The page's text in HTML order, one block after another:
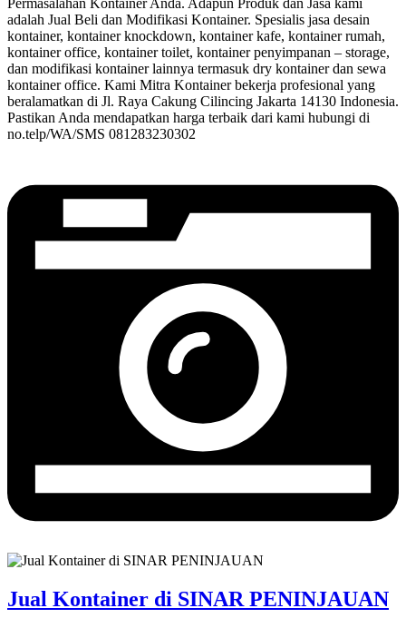
Permasalahan Kontainer Anda. Adapun Produk dan Jasa kami
adalah Jual Beli dan Modifikasi Kontainer. Spesialis jasa desain
kontainer, kontainer knockdown, kontainer kafe, kontainer rumah,
kontainer office, kontainer toilet, kontainer penyimpanan – storage,
dan modifikasi kontainer lainnya termasuk dry kontainer dan sewa
kontainer office. Kami Mitra Kontainer bekerja profesional yang
beralamatkan di Jl. Raya Cakung Cilincing Jakarta 14130 Indonesia.
Pastikan Anda mendapatkan harga terbaik dari kami hubungi di
no.telp/WA/SMS 081283230302
Jual Kontainer di SINAR PENINJAUAN